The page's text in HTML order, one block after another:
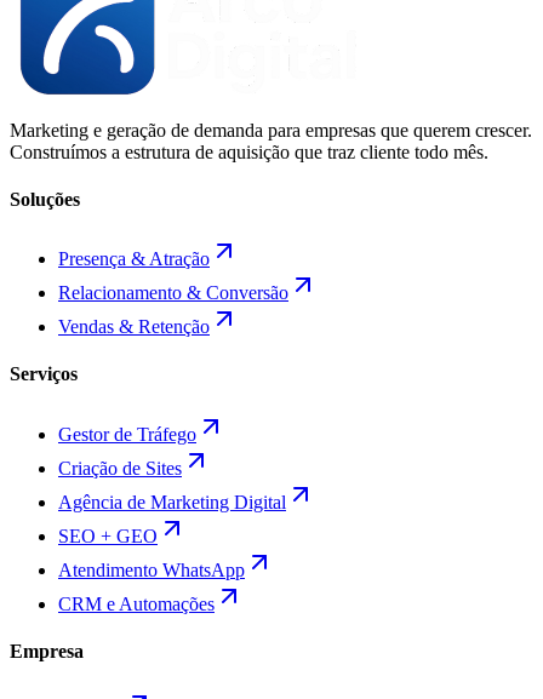
Marketing e geração de demanda para empresas que querem crescer.
Construímos a estrutura de aquisição que traz cliente todo mês.
Soluções
Presença & Atração
Relacionamento & Conversão
Vendas & Retenção
Serviços
Gestor de Tráfego
Criação de Sites
Agência de Marketing Digital
SEO + GEO
Atendimento WhatsApp
CRM e Automações
Empresa